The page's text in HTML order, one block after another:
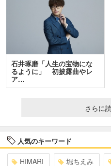
石井琢磨「人生の宝物にな
るように」 初披露曲やレ
ア…
さらに
人気のキーワード
HIMARI 堀ちえみ